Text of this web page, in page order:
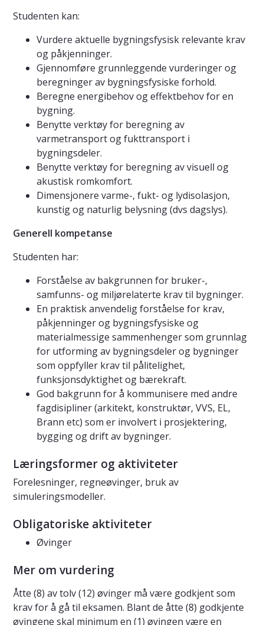
Studenten kan:
Vurdere aktuelle bygningsfysisk relevante krav
og påkjenninger.
Gjennomføre grunnleggende vurderinger og
beregninger av bygningsfysiske forhold.
Beregne energibehov og effektbehov for en
bygning.
Benytte verktøy for beregning av
varmetransport og fukttransport i
bygningsdeler.
Benytte verktøy for beregning av visuell og
akustisk romkomfort.
Dimensjonere varme-, fukt- og lydisolasjon,
kunstig og naturlig belysning (dvs dagslys).
Generell kompetanse
Studenten har:
Forståelse av bakgrunnen for bruker-,
samfunns- og miljørelaterte krav til bygninger.
En praktisk anvendelig forståelse for krav,
påkjenninger og bygningsfysiske og
materialmessige sammenhenger som grunnlag
for utforming av bygningsdeler og bygninger
som oppfyller krav til pålitelighet,
funksjonsdyktighet og bærekraft.
God bakgrunn for å kommunisere med andre
fagdisipliner (arkitekt, konstruktør, VVS, EL,
Brann etc) som er involvert i prosjektering,
bygging og drift av bygninger.
Læringsformer og aktiviteter
Forelesninger, regneøvinger, bruk av
simuleringsmodeller.
Obligatoriske aktiviteter
Øvinger
Mer om vurdering
Åtte (8) av tolv (12) øvinger må være godkjent som
krav for å gå til eksamen. Blant de åtte (8) godkjente
øvingene skal minimum en (1) øvingen være en